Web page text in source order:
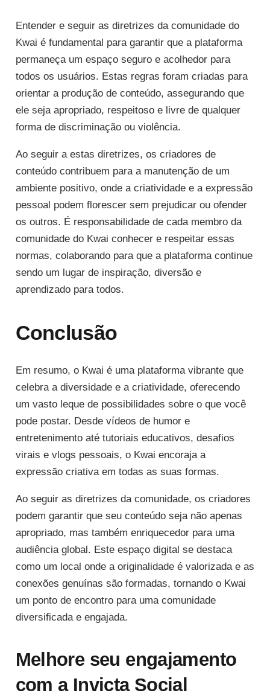
Entender e seguir as diretrizes da comunidade do
Kwai é fundamental para garantir que a plataforma
permaneça um espaço seguro e acolhedor para
todos os usuários. Estas regras foram criadas para
orientar a produção de conteúdo, assegurando que
ele seja apropriado, respeitoso e livre de qualquer
forma de discriminação ou violência.
Ao seguir a estas diretrizes, os criadores de
conteúdo contribuem para a manutenção de um
ambiente positivo, onde a criatividade e a expressão
pessoal podem florescer sem prejudicar ou ofender
os outros. É responsabilidade de cada membro da
comunidade do Kwai conhecer e respeitar essas
normas, colaborando para que a plataforma continue
sendo um lugar de inspiração, diversão e
aprendizado para todos.
Conclusão
Em resumo, o Kwai é uma plataforma vibrante que
celebra a diversidade e a criatividade, oferecendo
um vasto leque de possibilidades sobre o que você
pode postar. Desde vídeos de humor e
entretenimento até tutoriais educativos, desafios
virais e vlogs pessoais, o Kwai encoraja a
expressão criativa em todas as suas formas.
Ao seguir as diretrizes da comunidade, os criadores
podem garantir que seu conteúdo seja não apenas
apropriado, mas também enriquecedor para uma
audiência global. Este espaço digital se destaca
como um local onde a originalidade é valorizada e as
conexões genuínas são formadas, tornando o Kwai
um ponto de encontro para uma comunidade
diversificada e engajada.
Melhore seu engajamento
com a Invicta Social